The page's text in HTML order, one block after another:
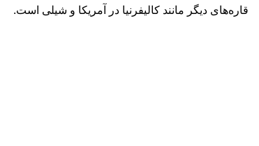
قاره‌های دیگر مانند کالیفرنیا در آمریکا و شیلی است.